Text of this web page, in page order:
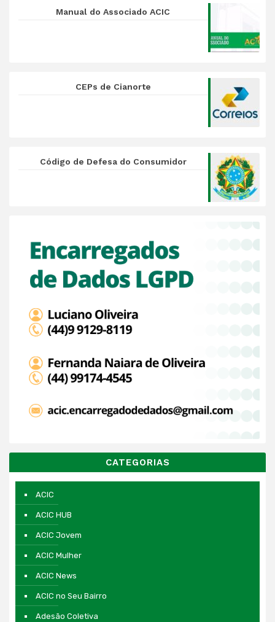
Manual do Associado ACIC
CEPs de Cianorte
Código de Defesa do Consumidor
CATEGORIAS
ACIC
ACIC HUB
ACIC Jovem
ACIC Mulher
ACIC News
ACIC no Seu Bairro
Adesão Coletiva